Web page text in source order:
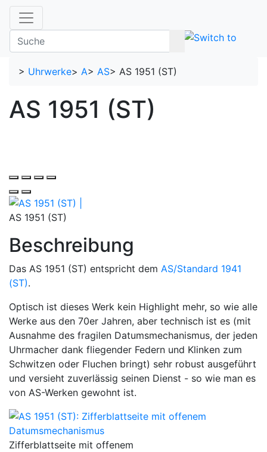
> Uhrwerke> A> AS> AS 1951 (ST)
AS 1951 (ST)
AS 1951 (ST)
Beschreibung
Das AS 1951 (ST) entspricht dem AS/Standard 1941
(ST).
Optisch ist dieses Werk kein Highlight mehr, so wie alle
Werke aus den 70er Jahren, aber technisch ist es (mit
Ausnahme des fragilen Datumsmechanismus, der jeden
Uhrmacher dank fliegender Federn und Klinken zum
Schwitzen oder Fluchen bringt) sehr robust ausgeführt
und versieht zuverlässig seinen Dienst - so wie man es
von AS-Werken gewohnt ist.
Zifferblattseite mit offenem